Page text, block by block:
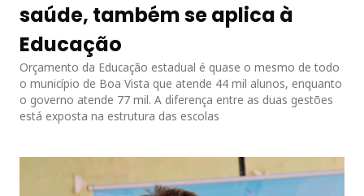
saúde, também se aplica à
Educação
Orçamento da Educação estadual é quase o mesmo de todo
o município de Boa Vista que atende 44 mil alunos, enquanto
o governo atende 77 mil. A diferença entre as duas gestões
está exposta na estrutura das escolas